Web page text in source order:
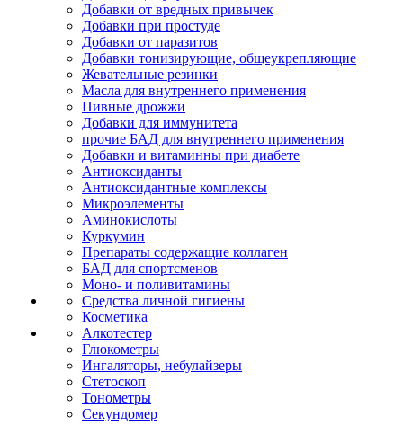
Добавки от вредных привычек
Добавки при простуде
Добавки от паразитов
Добавки тонизирующие, общеукрепляющие
Жевательные резинки
Масла для внутреннего применения
Пивные дрожжи
Добавки для иммунитета
прочие БАД для внутреннего применения
Добавки и витаминны при диабете
Антиоксиданты
Антиоксидантные комплексы
Микроэлементы
Аминокислоты
Куркумин
Препараты содержащие коллаген
БАД для спортсменов
Моно- и поливитамины
Средства личной гигиены
Косметика
Алкотестер
Глюкометры
Ингаляторы, небулайзеры
Стетоскоп
Тонометры
Секундомер